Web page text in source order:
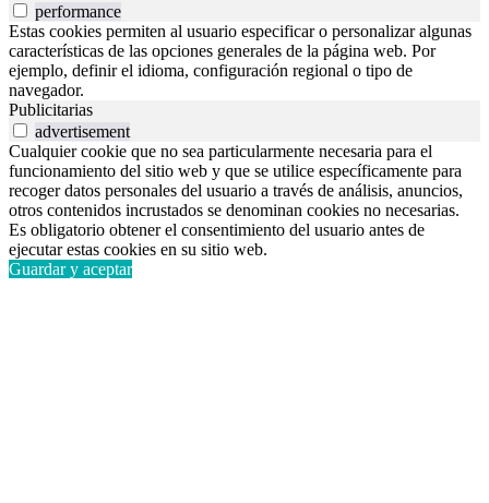
performance
Estas cookies permiten al usuario especificar o personalizar algunas
características de las opciones generales de la página web. Por
ejemplo, definir el idioma, configuración regional o tipo de
navegador.
Publicitarias
advertisement
Cualquier cookie que no sea particularmente necesaria para el
funcionamiento del sitio web y que se utilice específicamente para
recoger datos personales del usuario a través de análisis, anuncios,
otros contenidos incrustados se denominan cookies no necesarias.
Es obligatorio obtener el consentimiento del usuario antes de
ejecutar estas cookies en su sitio web.
Guardar y aceptar